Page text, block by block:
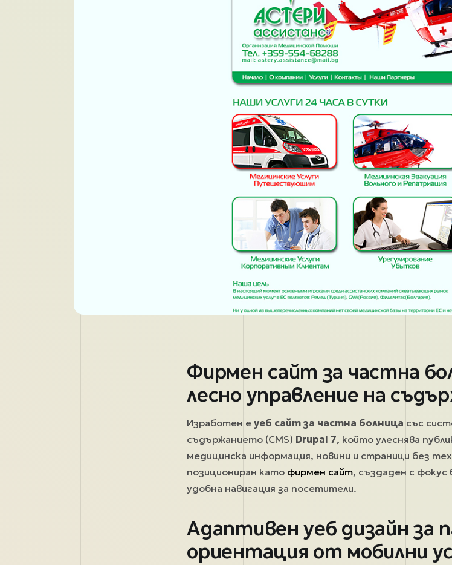
Фирмен сайт за частна
лесно управление на
Изработен еуеб сайт за частна болница със
съдържанието (CMS) Drupal 7, който улеснява
медицинска информация, новини и страници без
позициониран като фирмен сайт, създаден с
удобна навигация за посетители.
Адаптивен уеб дизайн за
ориентация от мобилни